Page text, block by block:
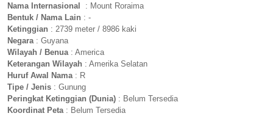
Nama Internasional
: Mount Roraima
Bentuk / Nama Lain : -
Ketinggian : 2739 meter / 8986 kaki
Negara: Guyana
Wilayah / Benua: America
Keterangan Wilayah : Amerika Selatan
Huruf Awal Nama: R
Tipe / Jenis : Gunung
Peringkat Ketinggian (Dunia) : Belum Tersedia
Koordinat Peta: Belum Tersedia